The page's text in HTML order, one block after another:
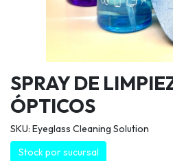
SPRAY DE
ÓPTICOS
SKU: Eyeglass Cleaning Solution
Stock por sucursal